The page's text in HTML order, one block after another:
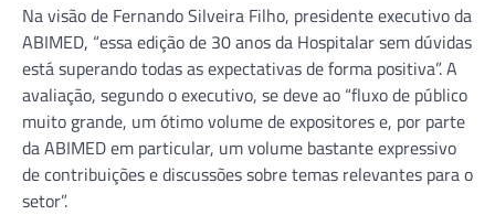
Na visão de Fernando Silveira Filho, presidente executivo da
ABIMED, “essa edição de 30 anos da Hospitalar sem dúvidas
está superando todas as expectativas de forma positiva”. A
avaliação, segundo o executivo, se deve ao “fluxo de público
muito grande, um ótimo volume de expositores e, por parte
da ABIMED em particular, um volume bastante expressivo
de contribuições e discussões sobre temas relevantes para o
setor”.